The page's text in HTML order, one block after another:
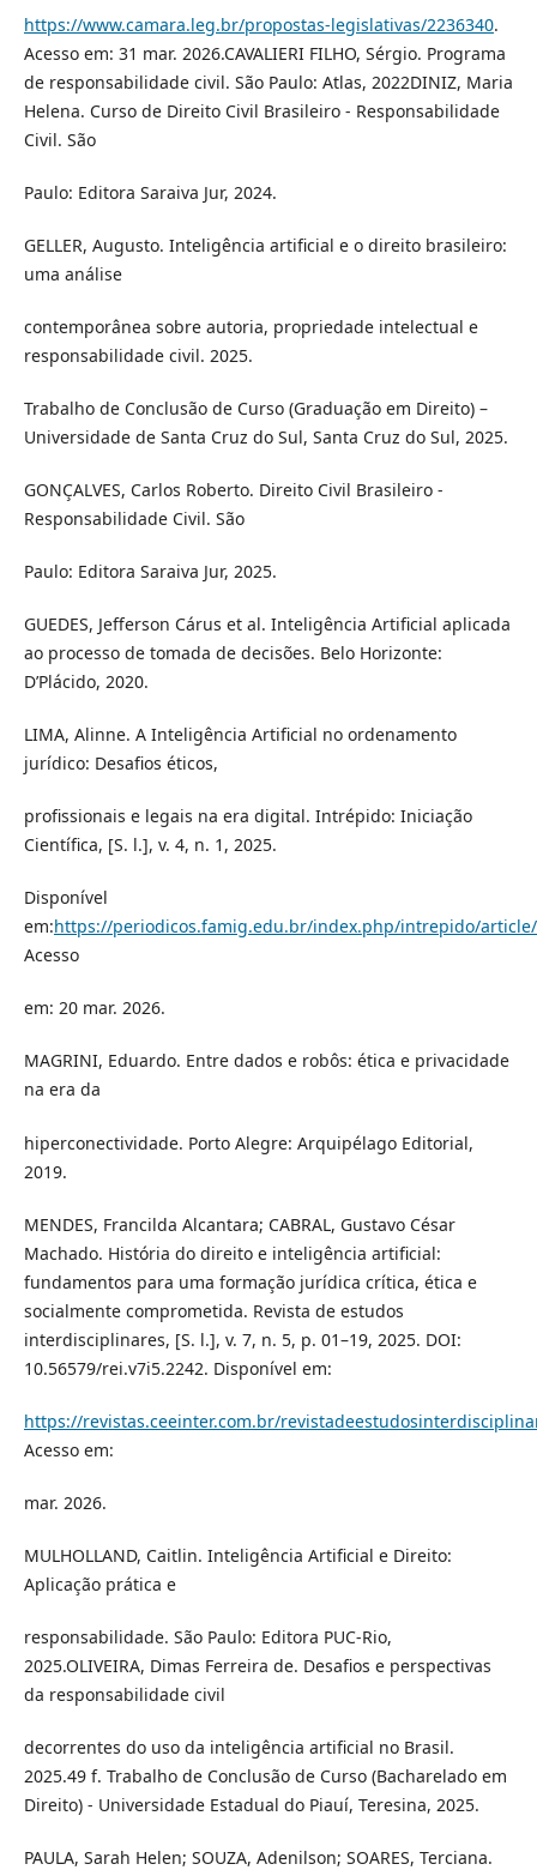
https://www.camara.leg.br/propostas-legislativas/2236340.
Acesso em: 31 mar. 2026.CAVALIERI FILHO, Sérgio. Programa
de responsabilidade civil. São Paulo: Atlas, 2022DINIZ, Maria
Helena. Curso de Direito Civil Brasileiro - Responsabilidade
Civil. São
Paulo: Editora Saraiva Jur, 2024.
GELLER, Augusto. Inteligência artificial e o direito brasileiro:
uma análise
contemporânea sobre autoria, propriedade intelectual e
responsabilidade civil. 2025.
Trabalho de Conclusão de Curso (Graduação em Direito) –
Universidade de Santa Cruz do Sul, Santa Cruz do Sul, 2025.
GONÇALVES, Carlos Roberto. Direito Civil Brasileiro -
Responsabilidade Civil. São
Paulo: Editora Saraiva Jur, 2025.
GUEDES, Jefferson Cárus et al. Inteligência Artificial aplicada
ao processo de tomada de decisões. Belo Horizonte:
D’Plácido, 2020.
LIMA, Alinne. A Inteligência Artificial no ordenamento
jurídico: Desafios éticos,
profissionais e legais na era digital. Intrépido: Iniciação
Científica, [S. l.], v. 4, n. 1, 2025.
Disponível
em:https://periodicos.famig.edu.br/index.php/intrepido/
Acesso
em: 20 mar. 2026.
MAGRINI, Eduardo. Entre dados e robôs: ética e privacidade
na era da
hiperconectividade. Porto Alegre: Arquipélago Editorial,
2019.
MENDES, Francilda Alcantara; CABRAL, Gustavo César
Machado. História do direito e inteligência artificial:
fundamentos para uma formação jurídica crítica, ética e
socialmente comprometida. Revista de estudos
interdisciplinares, [S. l.], v. 7, n. 5, p. 01–19, 2025. DOI:
10.56579/rei.v7i5.2242. Disponível em:
https://revistas.ceeinter.com.br/
Acesso em:
mar. 2026.
MULHOLLAND, Caitlin. Inteligência Artificial e Direito:
Aplicação prática e
responsabilidade. São Paulo: Editora PUC-Rio,
2025.OLIVEIRA, Dimas Ferreira de. Desafios e perspectivas
da responsabilidade civil
decorrentes do uso da inteligência artificial no Brasil.
2025.49 f. Trabalho de Conclusão de Curso (Bacharelado em
Direito) - Universidade Estadual do Piauí, Teresina, 2025.
PAULA, Sarah Helen; SOUZA, Adenilson; SOARES, Terciana.